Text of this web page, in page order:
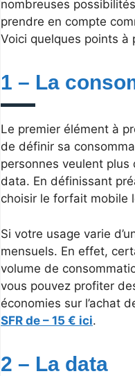
nombreuses
prendre en compte
Voici quelques points
1 – La
Le premier élément à
de définir sa
personnes veulent plus
data. En définissant
choisir le forfait mobile
Si votre usage varie
mensuels. En effet,
volume de
vous pouvez profiter
économies sur l’achat
SFR de – 15 € ici.
2 – La data